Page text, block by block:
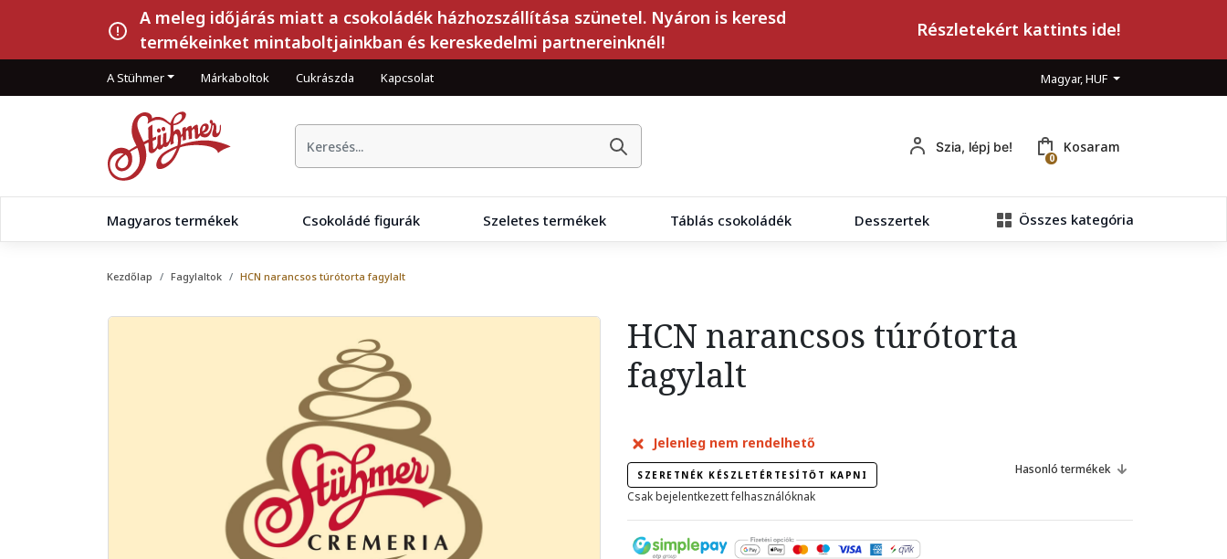
A meleg időjárás miatt a csokoládék házhozszállítása szünetel. Nyáron is keresd
termékeinket mintaboltjainkban és kereskedelmi partnereinknél!
Részletekért kattints ide!
A Stühmer Márkaboltok Cukrászda Kapcsolat Magyar, HUF
Szia, lépj be!
0
Kosaram
Magyaros termékek Csokoládé figurák Szeletes termékek Táblás csokoládék Desszertek Összes kategória
Kezdőlap Fagylaltok HCN narancsos túrótorta fagylalt
HCN narancsos túrótorta
fagylalt
Jelenleg nem rendelhető
SZERETNÉK KÉSZLETÉRTESÍTŐT KAPNI
Csak bejelentkezett felhasználóknak
Hasonló termékek